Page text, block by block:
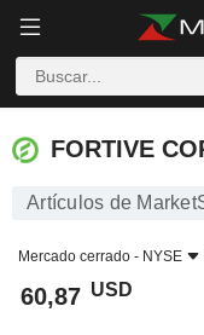
FORTIVE
FORTIVE
Artículos de
Mercado cerrado - NYSE
60,87 USD